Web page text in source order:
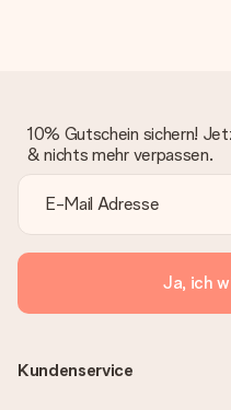
10% Gutschein sichern!
& nichts mehr verpassen.
Ja, ich
Kundenservice